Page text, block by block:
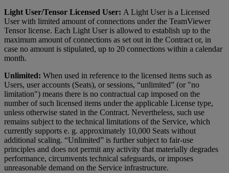
Light User/Tensor Licensed User: A Light User is a Licensed
User with limited amount of connections under the TeamViewer
Tensor license. Each Light User is allowed to establish up to the
maximum amount of connections as set out in the Contract or, in
case no amount is stipulated, up to 20 connections within a calendar
month.
Unlimited: When used in reference to the licensed items such as
Users, user accounts (Seats), or sessions, “unlimited” (or "no
limitation") means there is no contractual cap imposed on the
number of such licensed items under the applicable License type,
unless otherwise stated in the Contract. Nevertheless, such use
remains subject to the technical limitations of the Service, which
currently supports e. g. approximately 10,000 Seats without
additional scaling. “Unlimited” is further subject to fair-use
principles and does not permit any activity that materially degrades
performance, circumvents technical safeguards, or imposes
unreasonable demand on the Service infrastructure.